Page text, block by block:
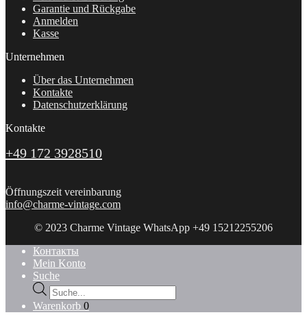
Garantie und Rückgabe
Anmelden
Kasse
Unternehmen
Über das Unternehmen
Kontakte
Datenschutzerklärung
Kontakte
+49 172 3928510
Öffnungszeit vereinbarung
info@charme-vintage.com
© 2023 Charme Vintage WhatsApp +49 15212255206
Контакты
Mein Konto
Suche
Products
search
Warenkorb 0